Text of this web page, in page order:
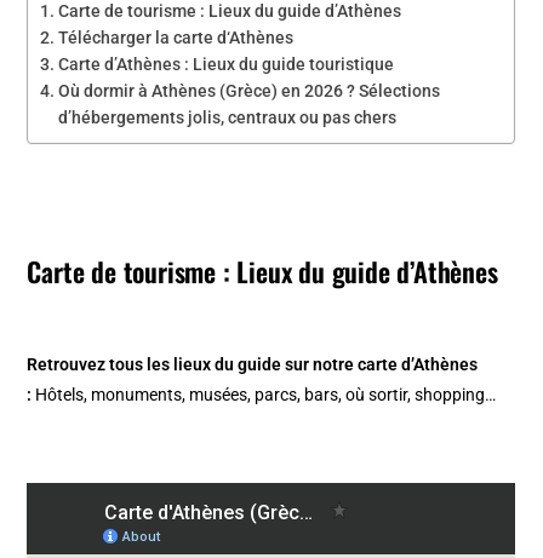
Carte de tourisme : Lieux du guide d’Athènes
Télécharger la carte d‘Athènes
Carte d’Athènes : Lieux du guide touristique
Où dormir à Athènes (Grèce) en 2026 ? Sélections
d’hébergements jolis, centraux ou pas chers
Carte de tourisme : Lieux du guide d’Athènes
Retrouvez tous les lieux du guide sur notre carte d’Athènes
: Hôtels, monuments, musées, parcs, bars, où sortir, shopping…